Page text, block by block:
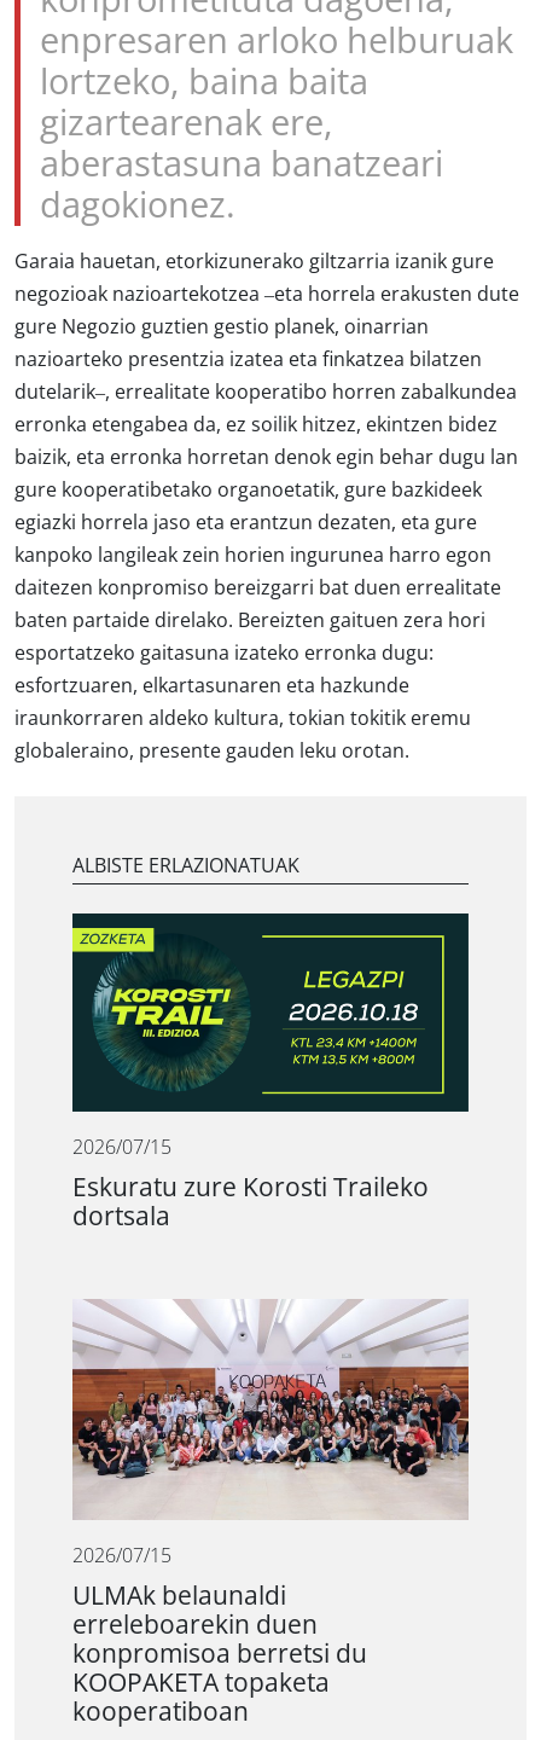
enpresaren arloko helburuak
lortzeko, baina baita
gizartearenak ere,
aberastasuna banatzeari
dagokionez.
Garaia hauetan, etorkizunerako giltzarria izanik gure
negozioak nazioartekotzea –eta horrela erakusten dute
gure Negozio guztien gestio planek, oinarrian
nazioarteko presentzia izatea eta finkatzea bilatzen
dutelarik–, errealitate kooperatibo horren zabalkundea
erronka etengabea da, ez soilik hitzez, ekintzen bidez
baizik, eta erronka horretan denok egin behar dugu lan
gure kooperatibetako organoetatik, gure bazkideek
egiazki horrela jaso eta erantzun dezaten, eta gure
kanpoko langileak zein horien ingurunea harro egon
daitezen konpromiso bereizgarri bat duen errealitate
baten partaide direlako. Bereizten gaituen zera hori
esportatzeko gaitasuna izateko erronka dugu:
esfortzuaren, elkartasunaren eta hazkunde
iraunkorraren aldeko kultura, tokian tokitik eremu
globaleraino, presente gauden leku orotan.
ALBISTE ERLAZIONATUAK
2026/07/15
Eskuratu zure Korosti Traileko
dortsala
2026/07/15
ULMAk belaunaldi
erreleboarekin duen
konpromisoa berretsi du
KOOPAKETA topaketa
kooperatiboan